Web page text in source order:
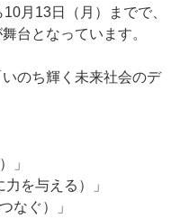
月13日（月）までで、
台となっています。
のち輝く未来社会のデ
」
を与える）」
なぐ）」